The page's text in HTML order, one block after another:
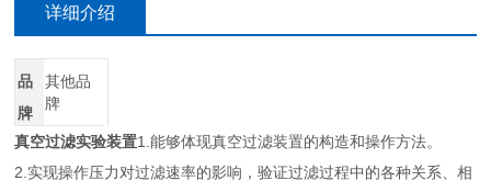
详细介绍
品
牌
其他品
牌
真空过滤实验装置1.能够体现真空过滤装置的构造和操作方法。
2.实现操作压力对过滤速率的影响，验证过滤过程中的各种关系、相